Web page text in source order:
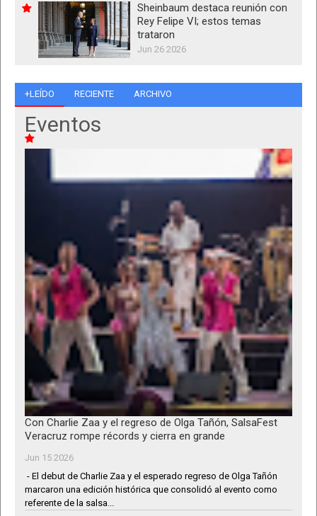
Sheinbaum destaca reunión con
Rey Felipe VI; estos temas
trataron
Jun 26 2026
+LEÍDO RECIENTE ARCHIVO
Eventos
Con Charlie Zaa y el regreso de Olga Tañón, SalsaFest
Veracruz rompe récords y cierra en grande
Jun 15 2026
- El debut de Charlie Zaa y el esperado regreso de Olga Tañón
marcaron una edición histórica que consolidó al evento como
referente de la salsa...